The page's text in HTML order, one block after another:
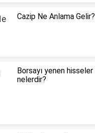
Cazip Ne Anlama Gelir?
Borsayı yenen hisseler
nelerdir?